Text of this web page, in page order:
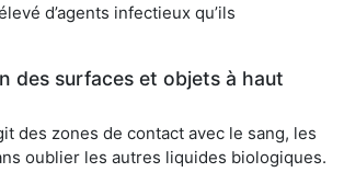
d’agents infectieux qu’ils
des surfaces et objets à haut
des zones de contact avec le sang, les
oublier les autres liquides biologiques.